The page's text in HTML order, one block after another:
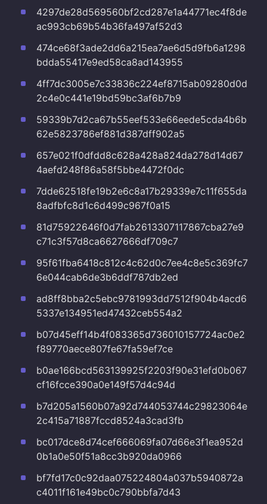
4297de28d569560bf2cd287e1a44771ec4f8de
ac993cb69b54b36fa497af52d3
474ce68f3ade2dd6a215ea7ae6d5d9fb6a1298
bdda55417e9ed58ca8ad143955
4ff7dc3005e7c33836c224ef8715ab09280d0d
2c4e0c441e19bd59bc3af6b7b9
59339b7d2ca67b55eef533e66eede5cda4b6b
62e5823786ef881d387dff902a5
657e021f0dfdd8c628a428a824da278d14d67
4aefd248f86a58f5bbe4472f0dc
7dde62518fe19b2e6c8a17b29339e7c11f655da
8adfbfc8d1c6d499c967f0a15
81d75922646f0d7fab2613307117867cba27e9
c71c3f57d8ca6627666df709c7
95f61fba6418c812c4c62d0c7ee4c8e5c369fc7
6e044cab6de3b6ddf787db2ed
ad8ff8bba2c5ebc9781993dd7512f904b4acd6
5337e134951ed47432ceb554a2
b07d45eff14b4f083365d736010157724ac0e2
f89770aece807fe67fa59ef7ce
b0ae166bcd563139925f2203f90e31efd0b067
cf16fcce390a0e149f57d4c94d
b7d205a1560b07a92d744053744c29823064e
2c415a71887fccd8524a3cad3fb
bc017dce8d74cef666069fa07d66e3f1ea952d
0b1a0e50f51a8cc3b920da0966
bf7fd17c0c92daa075224804a037b5940872a
c4011f161e49bc0c790bbfa7d43